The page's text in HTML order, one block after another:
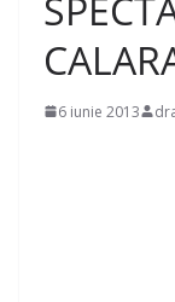
6 iunie 2013